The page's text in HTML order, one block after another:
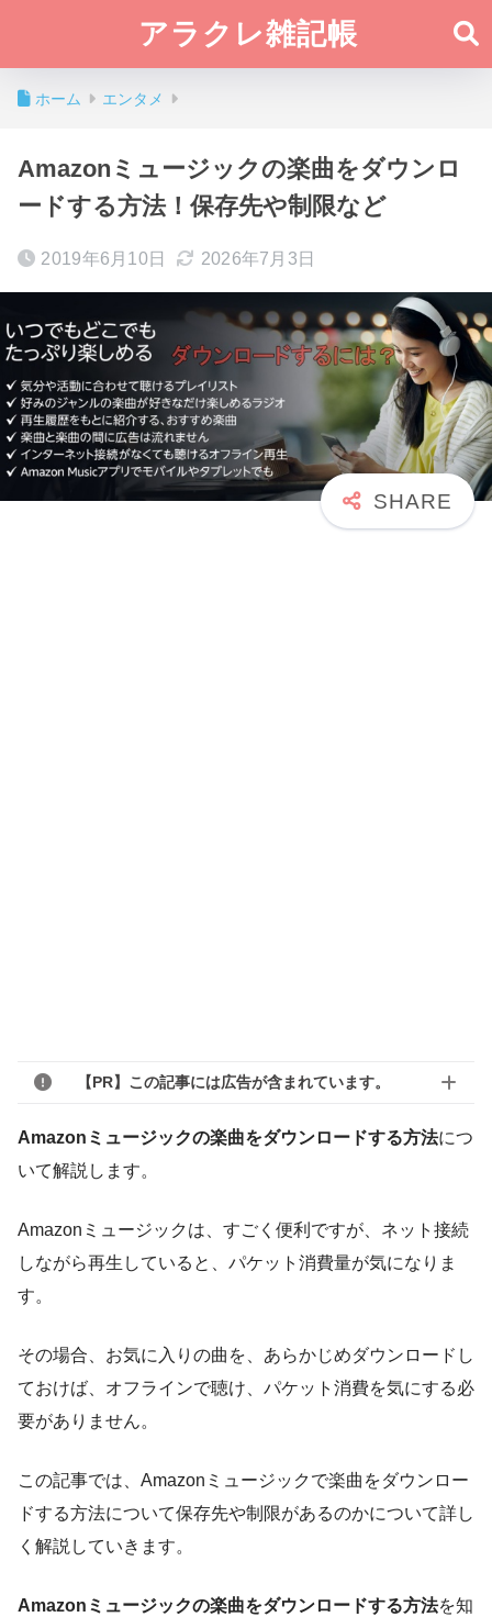
アラクレ雑記帳
ホーム エンタメ
Amazonミュージックの楽曲をダウンロ
ードする方法！保存先や制限など
2019年6月10日 2026年7月3日
【PR】この記事には広告が含まれています。
Amazonミュージックの楽曲をダウンロードする方法につ
いて解説します。
Amazonミュージックは、すごく便利ですが、ネット接続
しながら再生していると、パケット消費量が気になりま
す。
その場合、お気に入りの曲を、あらかじめダウンロードし
ておけば、オフラインで聴け、パケット消費を気にする必
要がありません。
この記事では、Amazonミュージックで楽曲をダウンロー
ドする方法について保存先や制限があるのかについて詳し
く解説していきます。
Amazonミュージックの楽曲をダウンロードする方法を知